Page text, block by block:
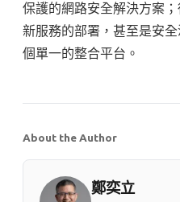
保護的網路安全解決方案
新服務的部署，甚至是安
個單一的整合平台。
About the Author
鄭奕立